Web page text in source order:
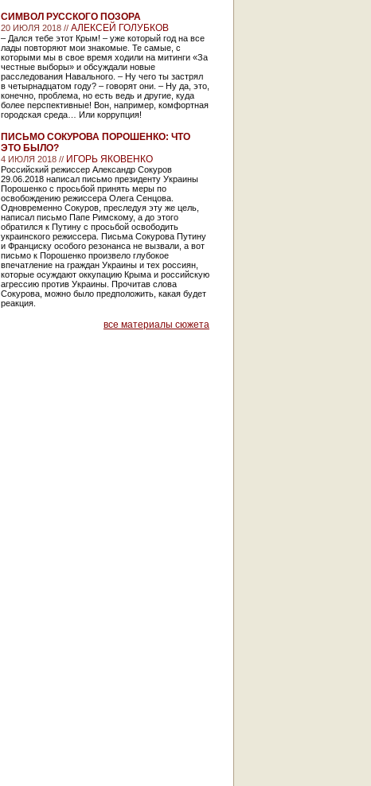
СИМВОЛ РУССКОГО ПОЗОРА
20 ИЮЛЯ 2018 // АЛЕКСЕЙ ГОЛУБКОВ
– Дался тебе этот Крым! – уже который год на все
лады повторяют мои знакомые. Те самые, с
которыми мы в свое время ходили на митинги «За
честные выборы» и обсуждали новые
расследования Навального. – Ну чего ты застрял
в четырнадцатом году? – говорят они. – Ну да, это,
конечно, проблема, но есть ведь и другие, куда
более перспективные! Вон, например, комфортная
городская среда… Или коррупция!
ПИСЬМО СОКУРОВА ПОРОШЕНКО: ЧТО
ЭТО БЫЛО?
4 ИЮЛЯ 2018 // ИГОРЬ ЯКОВЕНКО
Российский режиссер Александр Сокуров
29.06.2018 написал письмо президенту Украины
Порошенко с просьбой принять меры по
освобождению режиссера Олега Сенцова.
Одновременно Сокуров, преследуя эту же цель,
написал письмо Папе Римскому, а до этого
обратился к Путину с просьбой освободить
украинского режиссера. Письма Сокурова Путину
и Франциску особого резонанса не вызвали, а вот
письмо к Порошенко произвело глубокое
впечатление на граждан Украины и тех россиян,
которые осуждают оккупацию Крыма и российскую
агрессию против Украины. Прочитав слова
Сокурова, можно было предположить, какая будет
реакция.
все материалы сюжета